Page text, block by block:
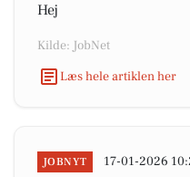
Hej
Kilde: JobNet
Læs hele artiklen her
JOBNYT 17-01-2026